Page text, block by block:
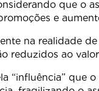
que o
e
na realidade
reduzidos ao
“influência” que